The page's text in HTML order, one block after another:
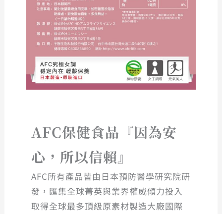
AFC保健食品『因為安
心，所以信賴』
AFC所有產品皆由日本預防醫學研究院研
發，匯集全球菁英與業界權威傾力投入
取得全球最多頂級原素材製造大廠國際